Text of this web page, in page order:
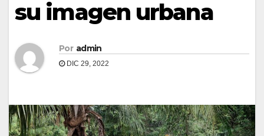
su imagen urbana
Por admin
DIC 29, 2022